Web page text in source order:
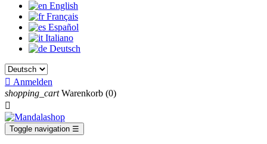
English
Français
Español
Italiano
Deutsch
 Anmelden
shopping_cart Warenkorb (0)

Toggle navigation ☰